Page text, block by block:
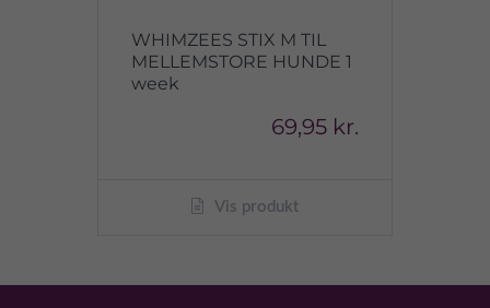
WHIMZEES STIX M TIL
MELLEMSTORE HUNDE 1
week
69,95 kr.
Vis produkt